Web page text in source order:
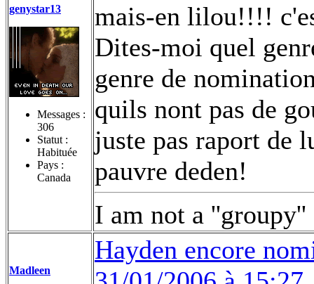
genystar13
Messages :
306
Statut :
Habituée
Pays :
Canada
mais-en lilou!!!!
Dites-moi quel
genre de
quils nont pas de
juste pas raport de
pauvre deden!
I am not a
Madleen
Hayden encore